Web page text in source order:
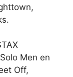
Men en
Off,